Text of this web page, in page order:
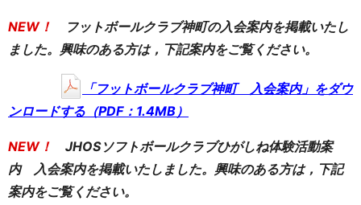
NEW！ フットボールクラブ神町の入会案内を掲載いたし
ました。興味のある方は，下記案内をご覧ください。
「フットボールクラブ神町 入会案内」をダウ
ンロードする（PDF：1.4MB）
NEW！ JHOSソフトボールクラブひがしね体験活動案
内 入会案内を掲載いたしました。興味のある方は，下記
案内をご覧ください。